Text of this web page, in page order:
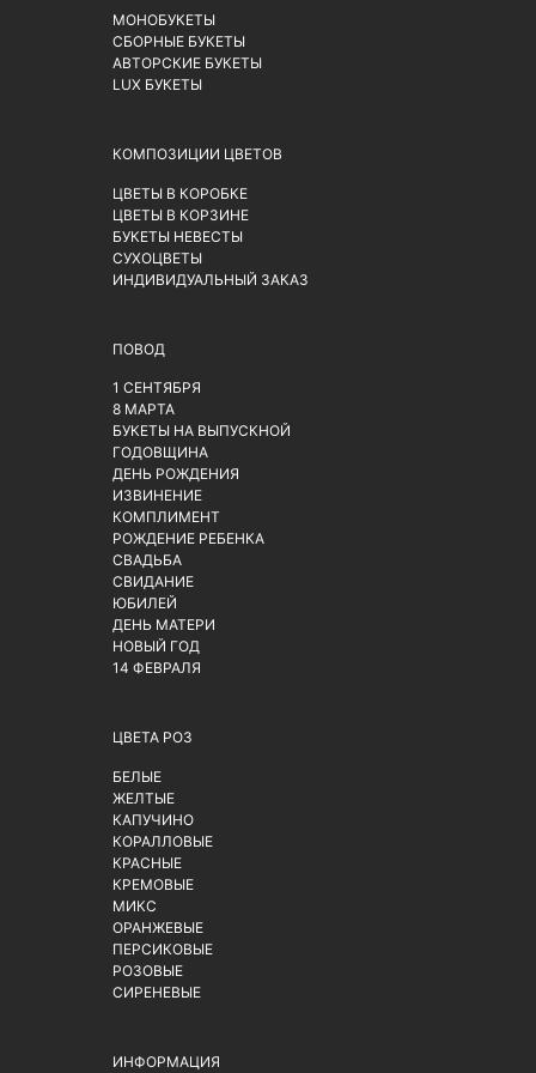
МОНОБУКЕТЫ
СБОРНЫЕ БУКЕТЫ
АВТОРСКИЕ БУКЕТЫ
LUX БУКЕТЫ
КОМПОЗИЦИИ ЦВЕТОВ
ЦВЕТЫ В КОРОБКЕ
ЦВЕТЫ В КОРЗИНЕ
БУКЕТЫ НЕВЕСТЫ
СУХОЦВЕТЫ
ИНДИВИДУАЛЬНЫЙ ЗАКАЗ
ПОВОД
1 СЕНТЯБРЯ
8 МАРТА
БУКЕТЫ НА ВЫПУСКНОЙ
ГОДОВЩИНА
ДЕНЬ РОЖДЕНИЯ
ИЗВИНЕНИЕ
КОМПЛИМЕНТ
РОЖДЕНИЕ РЕБЕНКА
СВАДЬБА
СВИДАНИЕ
ЮБИЛЕЙ
ДЕНЬ МАТЕРИ
НОВЫЙ ГОД
14 ФЕВРАЛЯ
ЦВЕТА РОЗ
БЕЛЫЕ
ЖЕЛТЫЕ
КАПУЧИНО
КОРАЛЛОВЫЕ
КРАСНЫЕ
КРЕМОВЫЕ
МИКС
ОРАНЖЕВЫЕ
ПЕРСИКОВЫЕ
РОЗОВЫЕ
СИРЕНЕВЫЕ
ИНФОРМАЦИЯ